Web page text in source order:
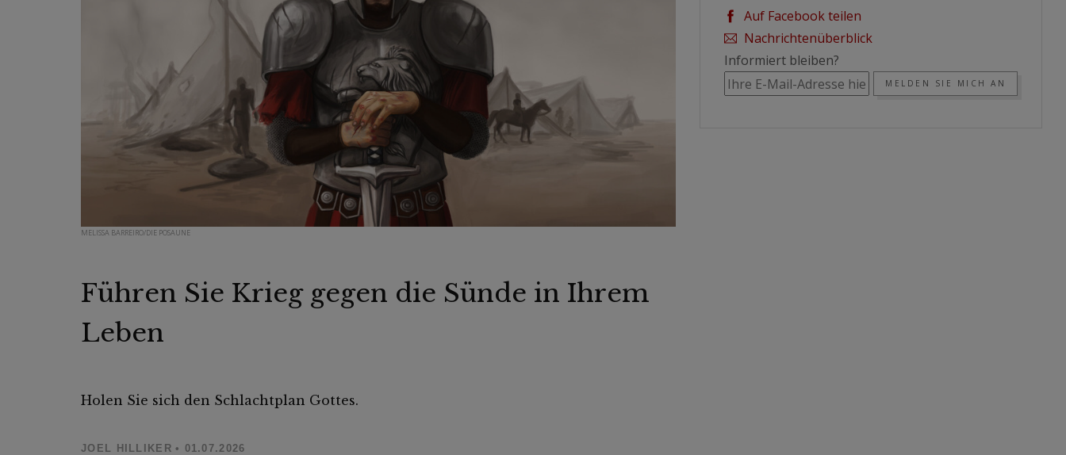
MELISSA BARREIRO/DIE POSAUNE
Führen Sie Krieg gegen die Sünde in Ihrem
Leben
Holen Sie sich den Schlachtplan Gottes.
JOEL HILLIKER • 01.07.2026
Auf Facebook teilen
Nachrichtenüberblick
Informiert bleiben?
MELDEN SIE MICH AN